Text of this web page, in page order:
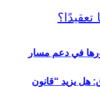
هل يزيد “قانون
في دعم مسار